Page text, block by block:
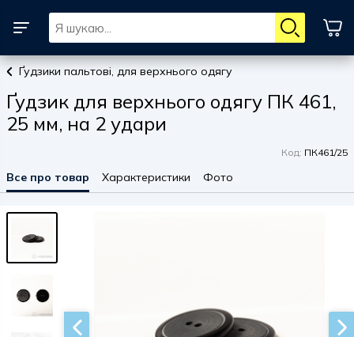
Ґудзики пальтові, для верхнього одягу
Ґудзик для верхнього одягу ПК 461,
25 мм, на 2 удари
Код: ПК461/25
Все про товар Характеристики Фото